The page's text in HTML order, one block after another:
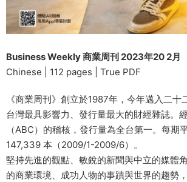
Business Weekly 商業周刊 2023年20 2月
Chinese | 112 pages | True PDF
《商業周刊》創立於1987年，今年邁入二十
台灣最具影響力、發行量最大的財經雜誌。
（ABC）的稽核，發行量為全台第一。每期
147,339 本（2009/1-2009/6）。
堅持先進的觀點、敏銳的新聞與中立的媒體
的商業環境、成功人物的事蹟與世界的趨勢